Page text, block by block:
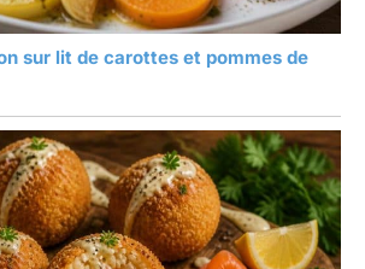
sur lit de carottes et pommes de